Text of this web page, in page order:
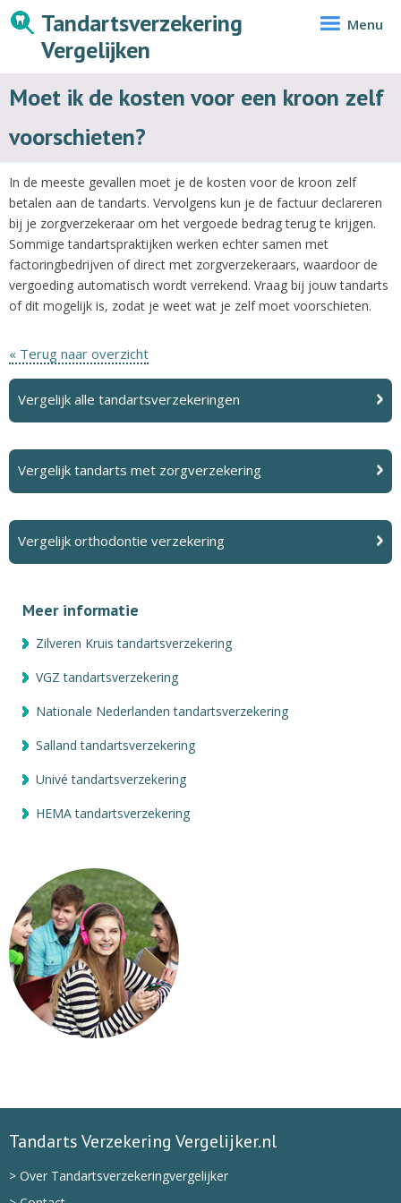
Tandartsverzekering
Vergelijken
Menu
Moet ik de kosten voor een kroon zelf
voorschieten?
In de meeste gevallen moet je de kosten voor de kroon zelf
betalen aan de tandarts. Vervolgens kun je de factuur declareren
bij je zorgverzekeraar om het vergoede bedrag terug te krijgen.
Sommige tandartspraktijken werken echter samen met
factoringbedrijven of direct met zorgverzekeraars, waardoor de
vergoeding automatisch wordt verrekend. Vraag bij jouw tandarts
of dit mogelijk is, zodat je weet wat je zelf moet voorschieten.
« Terug naar overzicht
Vergelijk alle tandartsverzekeringen
Vergelijk tandarts met zorgverzekering
Vergelijk orthodontie verzekering
Meer informatie
Zilveren Kruis tandartsverzekering
VGZ tandartsverzekering
Nationale Nederlanden tandartsverzekering
Salland tandartsverzekering
Univé tandartsverzekering
HEMA tandartsverzekering
Tandarts Verzekering Vergelijker.nl
> Over Tandartsverzekeringvergelijker